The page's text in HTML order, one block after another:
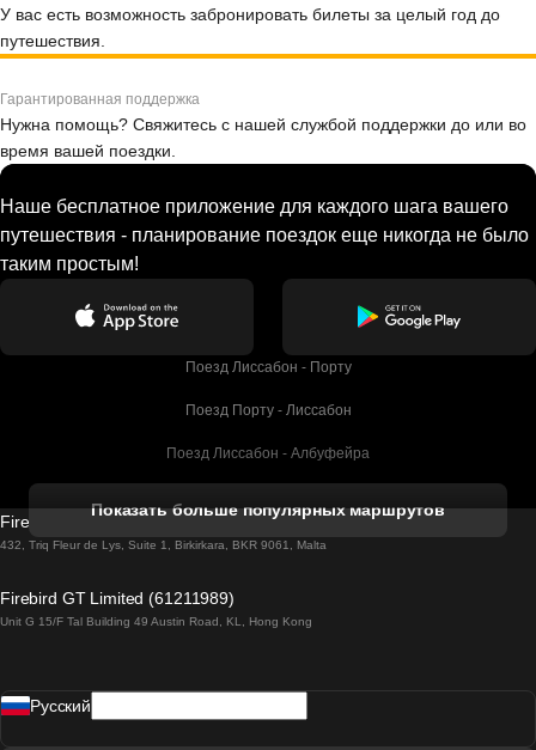
У вас есть возможность забронировать билеты за целый год до
путешествия.
Гарантированная поддержка
Нужна помощь? Свяжитесь с нашей службой поддержки до или во
время вашей поездки.
Наше бесплатное приложение для каждого шага вашего
путешествия - планирование поездок еще никогда не было
таким простым!
Поезд Лиссабон - Порту
Поезд Порту - Лиссабон
Поезд Лиссабон - Албуфейра
Поезд Лиссабон - Лагос
Поезд Лиссабон - Мадрид
Показать больше популярных маршрутов
Firebird GT Limited (OC 1451)
432, Triq Fleur de Lys, Suite 1, Birkirkara, BKR 9061, Malta
Firebird GT Limited (61211989)
Unit G 15/F Tal Building 49 Austin Road, KL, Hong Kong
Pусский